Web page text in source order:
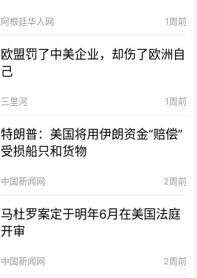
阿根廷华人网 1周前
欧盟罚了中美企业，却伤了欧洲自
己
三里河 1周前
特朗普：美国将用伊朗资金“赔偿”
受损船只和货物
中国新闻网 2周前
马杜罗案定于明年6月在美国法庭
开审
中国新闻网 2周前